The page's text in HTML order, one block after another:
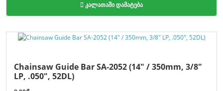
კალათაში დამატება
Chainsaw Guide Bar SA-2052 (14" / 350mm, 3/8"
LP, .050", 52DL)